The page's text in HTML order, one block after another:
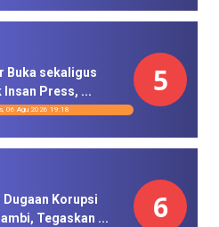
Buka sekaligus
Press, ...
06 Agu 2026 19:18
5
Korupsi
Tegaskan ...
6